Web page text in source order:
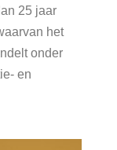
25 jaar
het
onder
en